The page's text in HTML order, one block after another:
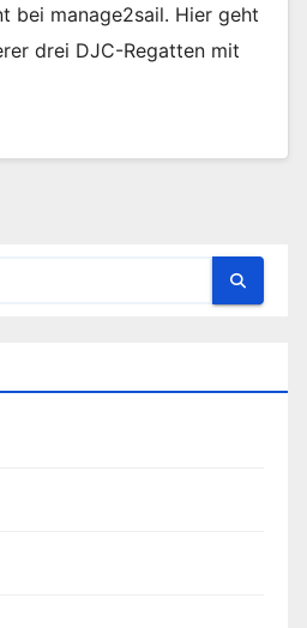
bei manage2sail. Hier geht
drei DJC-Regatten mit